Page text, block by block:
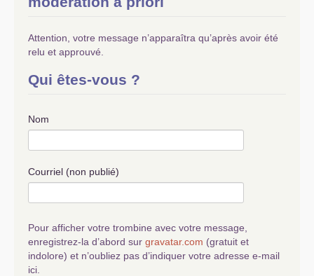
Attention, votre message n’apparaîtra qu’après avoir été
relu et approuvé.
Qui êtes-vous ?
Nom
Courriel (non publié)
Pour afficher votre trombine avec votre message,
enregistrez-la d’abord sur gravatar.com (gratuit et
indolore) et n’oubliez pas d’indiquer votre adresse e-mail
ici.